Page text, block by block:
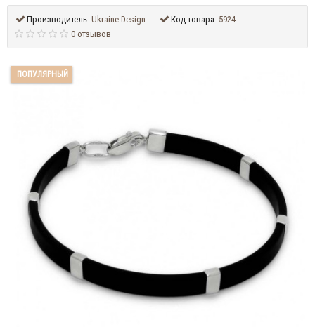
Производитель:Ukraine Design Код товара: 5924
0 отзывов
ПОПУЛЯРНЫЙ